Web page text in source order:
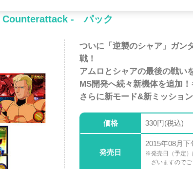
Counterattack - パック
ついに「逆襲のシャア」ガン
戦！
アムロとシャアの最後の戦い
MS開発へ続々新機体を追加
さらに新モード&新ミッション
価格 330円(税込)
発売日
2015年08月下
※発売日（予定）
ざいますのでご